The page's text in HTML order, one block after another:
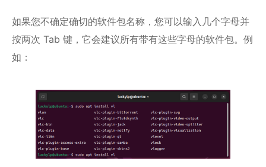
如果您不确定确切的软件包名称，您可以输入几个字母并
按两次 Tab 键，它会建议所有带有这些字母的软件包。例
如：